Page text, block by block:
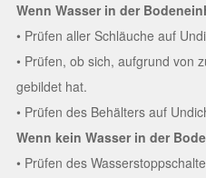
Wenn Wasser in der
• Prüfen aller Schläuche auf
• Prüfen, ob sich, aufgrund von
gebildet hat.
• Prüfen des Behälters auf
Wenn kein Wasser in der
• Prüfen des